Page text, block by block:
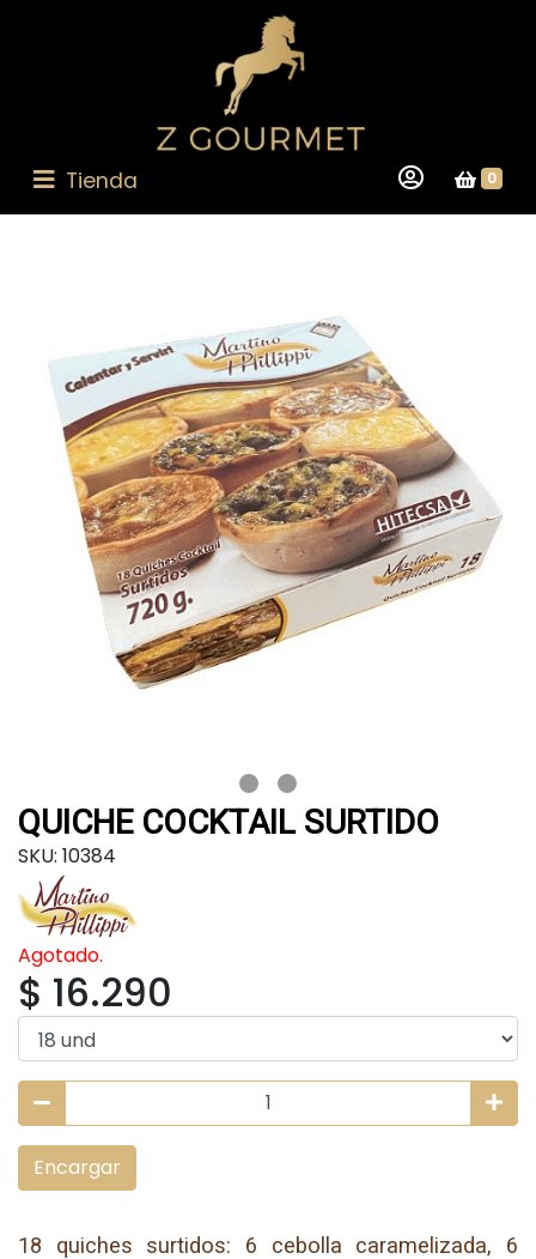
Tienda 0
QUICHE COCKTAIL SURTIDO
SKU: 10384
Agotado.
$ 16.290
Encargar
18 quiches surtidos: 6 cebolla caramelizada, 6